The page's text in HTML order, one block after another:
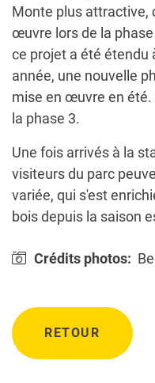
Monte plus attractive,
œuvre lors de la
ce projet a été étendu
année, une nouvelle
mise en œuvre en été.
la phase 3.
Une fois arrivés à la
visiteurs du parc
variée, qui s'est
bois depuis la saison
Crédits photos:
RETOUR